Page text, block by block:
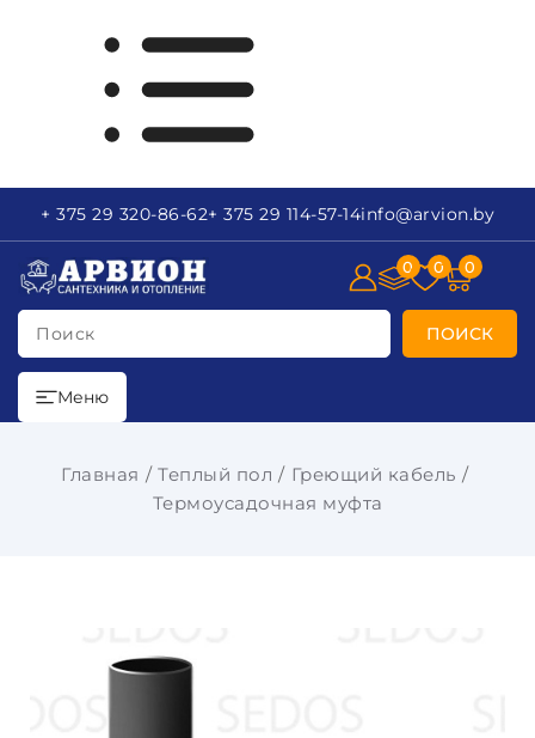
+ 375 29 320-86-62+ 375 29 114-57-14info@arvion.by
Поиск ПОИСК
0 0 0
Меню
Главная Теплый пол
Греющий кабель
Термоусадочная муфта